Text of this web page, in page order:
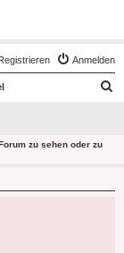
Anmelden
zu sehen oder zu